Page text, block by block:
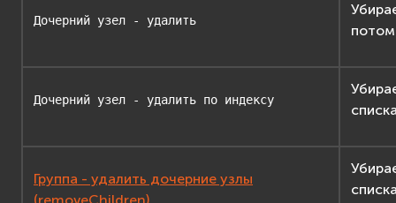
Дочерний узел - удалить
Дочерний узел - удалить по индексу
Группа - удалить дочерние узлы